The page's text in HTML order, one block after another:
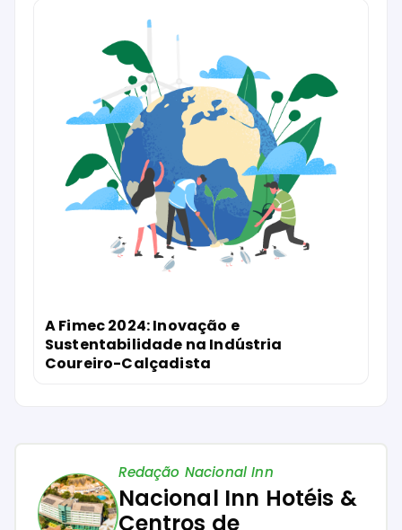
A Fimec 2024: Inovação e
Sustentabilidade na Indústria
Coureiro-Calçadista
Redação Nacional Inn
Nacional Inn Hotéis &
Centros de